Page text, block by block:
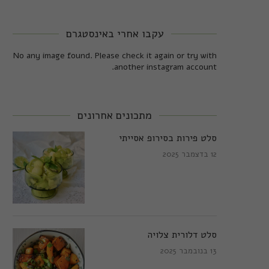
עקבו אחרי באינסטגרם
No any image found. Please check it again or try with
another instagram account.
מתכונים אחרונים
סלט פירות בסירופ אסייתי
12 בדצמבר 2025
סלט דלורית צלויה
13 בנובמבר 2025